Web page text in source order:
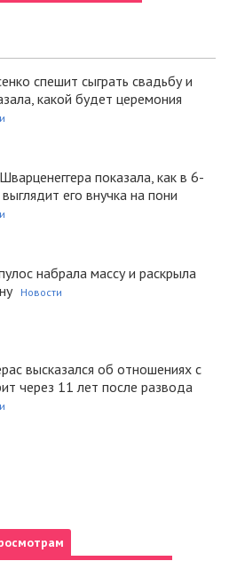
спешит сыграть свадьбу и
какой будет церемония
показала, как в 6-
его внучка на пони
набрала массу и раскрыла
Новости
высказался об отношениях с
через 11 лет после развода